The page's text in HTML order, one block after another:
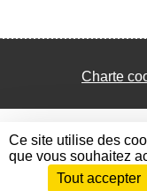
Charte
Envie de participer ?
Ce site utilise des
que vous souhaitez
Tout accepter